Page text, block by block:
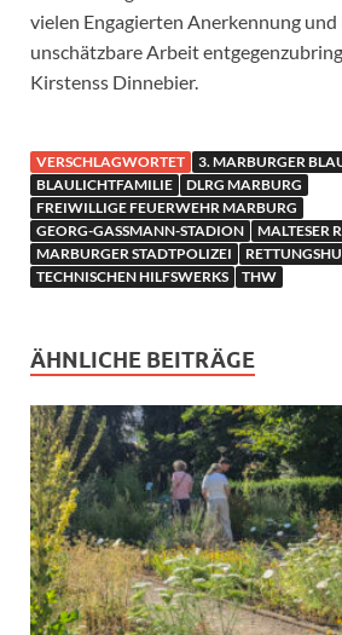
vielen Engagierten Anerkennung und
unschätzbare Arbeit
Kirstenss Dinnebier.
VERSCHLAGWORTET
3. MARBURGER
BLAULICHTFAMILIE
DLRG MARBURG
FREIWILLIGE FEUERWEHR MARBURG
GEORG-GASSMANN-STADION
MALTESER
MARBURGER STADTPOLIZEI
TECHNISCHEN HILFSWERKS
THW
ÄHNLICHE BEITRÄGE